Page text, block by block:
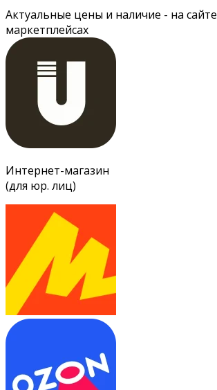
Актуальные цены и наличие - на
маркетплейсах
Интернет-магазин
(для юр. лиц)